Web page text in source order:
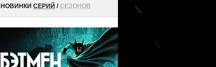
НОВИНКИ СЕРИЙ /СЕЗОНОВ